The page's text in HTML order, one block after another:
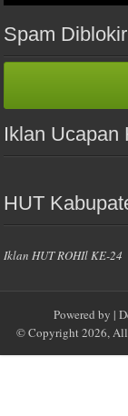
Spam Diblokir
Iklan Ucapan
HUT
Iklan HUT ROHIl KE-24
Powered by |
© Copyright 2026, All